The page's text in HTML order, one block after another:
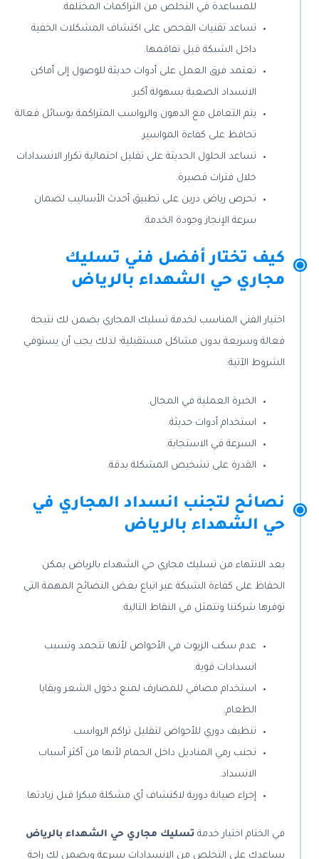
للمساعدة في التخلص من التراكمات المختلفة.
تساعد تقنيات الفحص على اكتشاف المشكلات الخفية
داخل الشبكة قبل تفاقمها.
تعتمد فرق العمل على أدوات حديثة للوصول إلى أماكن
الانسداد الصعبة بسهولة أكبر.
يتم التعامل مع الدهون والرواسب المتراكمة بوسائل فعالة
تحافظ على كفاءة المواسير.
تساعد الحلول الحديثة على تقليل احتمالية تكرار الانسدادات
خلال فترات قصيرة.
تحرص رياض درين على تطبيق أحدث الأساليب لضمان
سرعة الإنجاز وجودة الخدمة.
كيف تختار أفضل فني تسليك
مجاري حي الشهداء بالرياض
اختيار الفني المناسب لخدمة تسليك المجاري يضمن لك نتيجة
فعالة وسريعة بدون مشاكل مستقبلية؛ لذلك يجب أن يستوفي
الشروط الآتية:
الخبرة العملية في المجال.
استخدام أدوات حديثة.
السرعة في الاستجابة.
القدرة على تشخيص المشكلة بدقة.
نصائح لتجنب انسداد المجاري في
حي الشهداء بالرياض
بعد الانتهاء من تسليك مجاري حي الشهداء بالرياض يمكن
الحفاظ على كفاءة الشبكة عبر اتباع بعض النصائح المهمة التي
توفرها شركتنا وتتمثل في النقاط التالية:
عدم سكب الزيوت في الأحواض لأنها تتجمد وتسبب
انسدادات قوية.
استخدام مصافي للمصارف لمنع دخول الشعر وبقايا
الطعام.
تنظيف دوري للأحواض لتقليل تراكم الرواسب.
تجنب رمي المناديل داخل الحمام لأنها من أكثر أسباب
الانسداد.
إجراء صيانة دورية لاكتشاف أي مشكلة مبكرا قبل زيادتها.
في الختام اختيار خدمة تسليك مجاري حي الشهداء بالرياض
يساعدك على التخلص من الانسدادات بسرعة ويضمن لك راحة